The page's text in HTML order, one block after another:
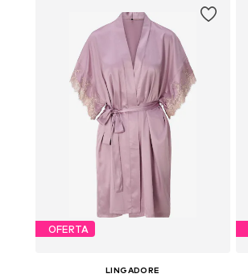
OFERTA
LINGADORE